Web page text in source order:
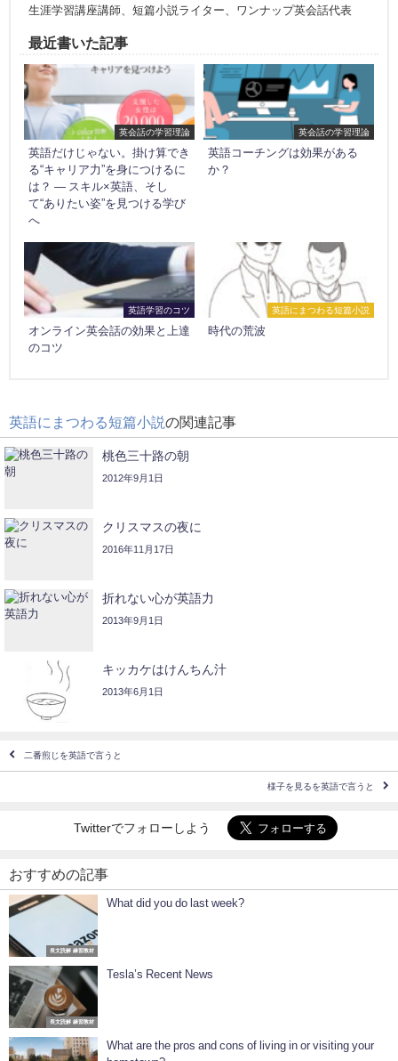
生涯学習講座講師、短篇小説ライター、ワンナップ英会話代表
最近書いた記事
英会話の学習理論
英語だけじゃない。掛け算でき
る“キャリア力”を身につけるに
は？ ― スキル×英語、そし
て“ありたい姿”を見つける学び
へ
英会話の学習理論
英語コーチングは効果がある
か？
英語学習のコツ
オンライン英会話の効果と上達
のコツ
英語にまつわる短篇小説
時代の荒波
英語にまつわる短篇小説の関連記事
桃色三十路の朝
2012年9月1日
クリスマスの夜に
2016年11月17日
折れない心が英語力
2013年9月1日
キッカケはけんちん汁
2013年6月1日
二番煎じを英語で言うと
様子を見るを英語で言うと
Twitterでフォローしよう
おすすめの記事
長文読解 練習教材
What did you do last week?
長文読解 練習教材
Tesla’s Recent News
What are the pros and cons of living in or visiting your